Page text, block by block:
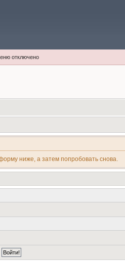
отключено
ниже, а затем попробовать снова.